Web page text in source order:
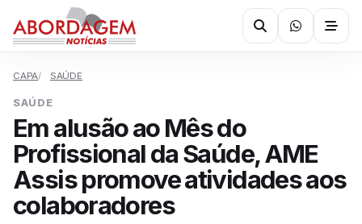
CAPA SAÚDE
SAÚDE
Em alusão ao Mês do
Profissional da Saúde, AME
Assis promove atividades aos
colaboradores